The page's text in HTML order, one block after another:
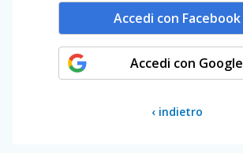
Accedi con Facebook
Accedi con Google
‹indietro